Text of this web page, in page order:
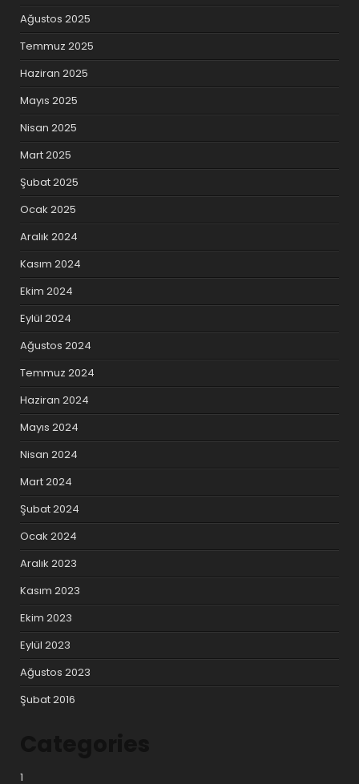
Ağustos 2025
Temmuz 2025
Haziran 2025
Mayıs 2025
Nisan 2025
Mart 2025
Şubat 2025
Ocak 2025
Aralık 2024
Kasım 2024
Ekim 2024
Eylül 2024
Ağustos 2024
Temmuz 2024
Haziran 2024
Mayıs 2024
Nisan 2024
Mart 2024
Şubat 2024
Ocak 2024
Aralık 2023
Kasım 2023
Ekim 2023
Eylül 2023
Ağustos 2023
Şubat 2016
1